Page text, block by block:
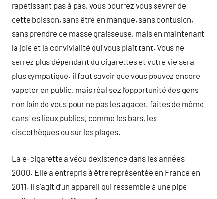
rapetissant pas à pas, vous pourrez vous sevrer de
cette boisson, sans être en manque, sans contusion,
sans prendre de masse graisseuse, mais en maintenant
la joie et la convivialité qui vous plaît tant. Vous ne
serrez plus dépendant du cigarettes et votre vie sera
plus sympatique. il faut savoir que vous pouvez encore
vapoter en public, mais réalisez l’opportunité des gens
non loin de vous pour ne pas les agacer. faites de même
dans les lieux publics, comme les bars, les
discothèques ou sur les plages.
La e-cigarette a vécu d’existence dans les années
2000. Elle a entrepris à être représentée en France en
2011. Il s’agit d’un appareil qui ressemble à une pipe